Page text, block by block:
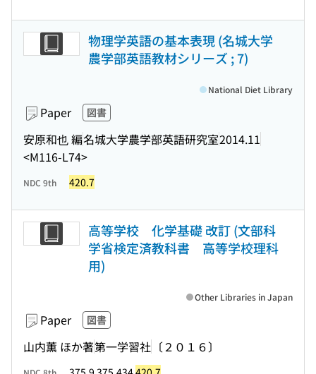
物理学英語の基本表現 (名城大学
農学部英語教材シリーズ ; 7)
Paper 図書
安原和也 編名城大学農学部英語研究室2014.11
<M116-L74>
National Diet Library
NDC 9th 420.7
高等学校 化学基礎 改訂 (文部科
学省検定済教科書 高等学校理科
用)
Paper 図書
山内薫 ほか著第一学習社 〔２０１６〕
Other Libraries in Japan